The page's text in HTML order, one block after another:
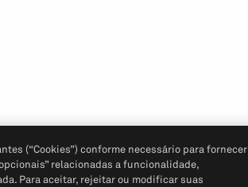
(“Cookies”) conforme necessário para fornecer
relacionadas a funcionalidade,
Para aceitar, rejeitar ou modificar suas